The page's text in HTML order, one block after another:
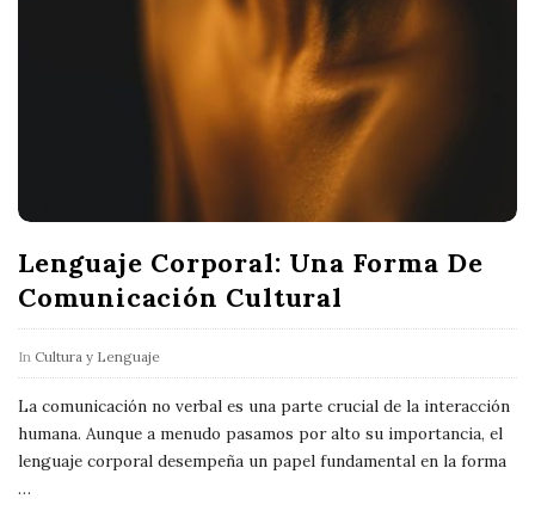
Lenguaje Corporal: Una Forma De
Comunicación Cultural
In Cultura y Lenguaje
La comunicación no verbal es una parte crucial de la interacción
humana. Aunque a menudo pasamos por alto su importancia, el
lenguaje corporal desempeña un papel fundamental en la forma
…